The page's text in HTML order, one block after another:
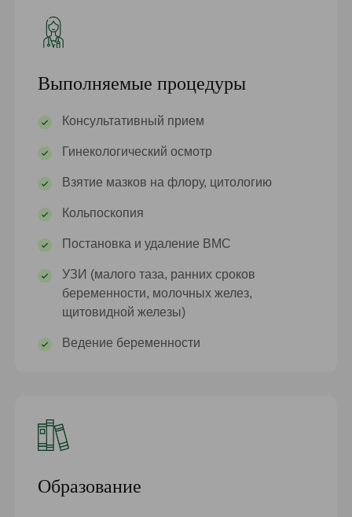
Выполняемые процедуры
Консультативный прием
Гинекологический осмотр
Взятие мазков на флору, цитологию
Кольпоскопия
Постановка и удаление ВМС
УЗИ (малого таза, ранних сроков
беременности, молочных желез,
щитовидной железы)
Ведение беременности
Образование